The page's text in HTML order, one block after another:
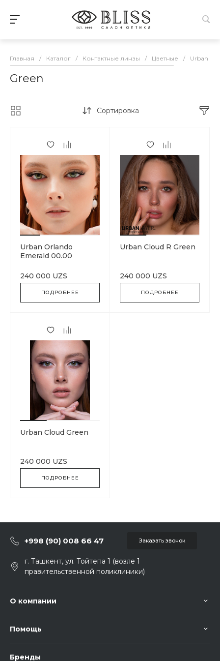
Главная / Каталог / Контактные линзы / Цветные / Urban
Green
Сортировка
Urban Orlando
Emerald 00.00
240 000 UZS
ПОДРОБНЕЕ
Urban Cloud R Green
240 000 UZS
ПОДРОБНЕЕ
Urban Cloud Green
240 000 UZS
ПОДРОБНЕЕ
+998 (90) 008 66 47 Заказать звонок
г. Ташкент, ул. Тойтепа 1 (возле 1
правительственной поликлиники)
О компании
Помощь
Бренды